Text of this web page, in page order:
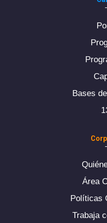
Bases
Área
Políticas
Trabaja